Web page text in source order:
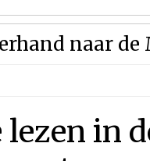
naar de
lezen in